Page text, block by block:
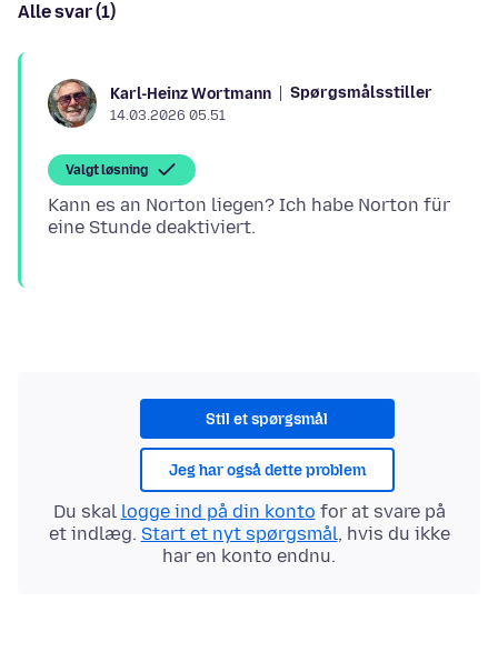
Alle svar (1)
Karl-Heinz Wortmann Spørgsmålsstiller
14.03.2026 05.51
Valgt løsning
Kann es an Norton liegen? Ich habe Norton für
Stil et spørgsmål
Jeg har også dette problem
Du skal logge ind på din konto for at svare på
et indlæg. Start et nyt spørgsmål, hvis du ikke
har en konto endnu.